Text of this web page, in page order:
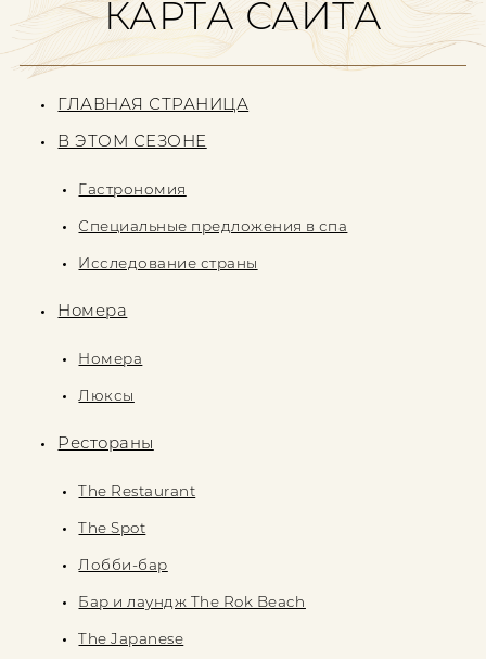
КАРТА САЙТА
ГЛАВНАЯ СТРАНИЦА
В ЭТОМ СЕЗОНЕ
Гастрономия
Специальные предложения в спа
Исследование страны
Номера
Номера
Люксы
Рестораны
The Restaurant
The Spot
Лобби-бар
Бар и лаундж The Rok Beach
The Japanese